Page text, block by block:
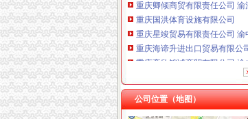
重庆国洪体育设施有限公司
重庆星竣贸易有限责任公司 渝
重庆海谛升进出口贸易有限公
重庆奕欣锦诚商贸有限公司 渝
重庆信同广告有限公司 渝沙50
重庆三虹房地产营销策划有限
重庆宝鹰汽车销售有限公司
公司位置（地图）